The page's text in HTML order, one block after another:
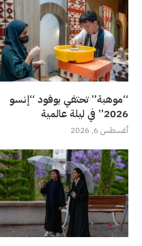
“موهبة” تحتفي بوفود “إنسو
2026” في ليلة عالمية
أغسطس 6, 2026